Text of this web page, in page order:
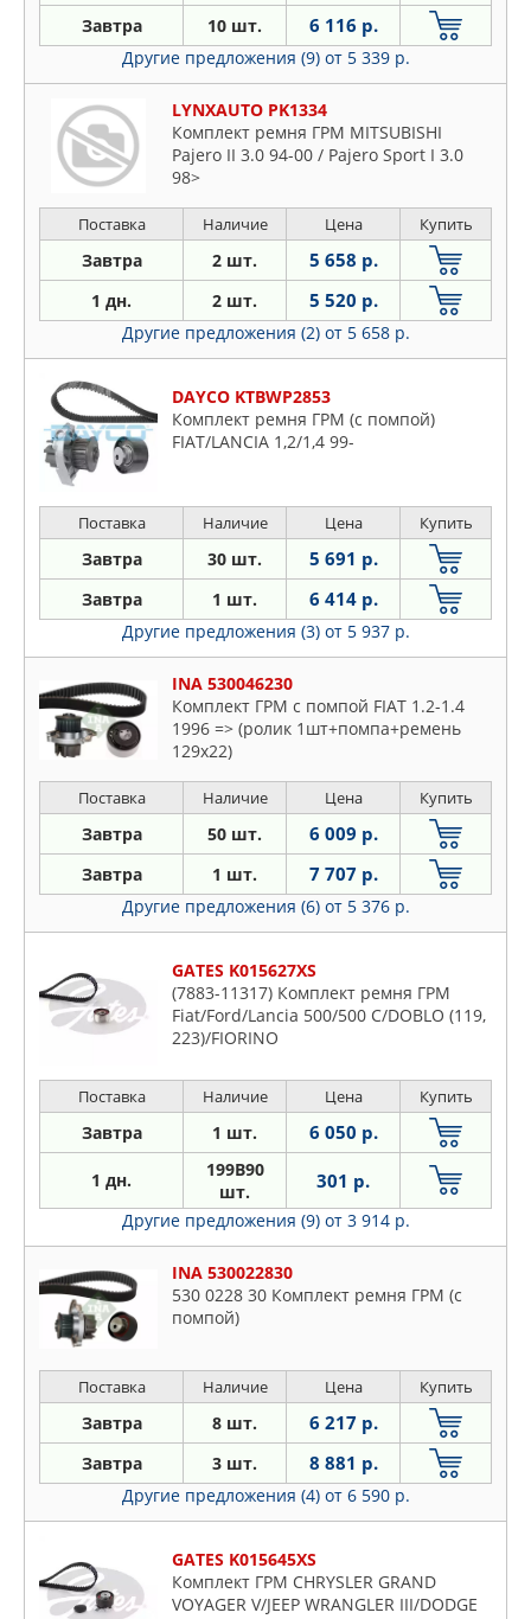
Завтра 10 шт. 6 116 р.
Другие предложения (9) от 5 339 р.
LYNXAUTO PK1334
Комплект ремня ГРМ MITSUBISHI
Pajero II 3.0 94-00 / Pajero Sport I 3.0
98>
Поставка Наличие Цена Купить
Завтра 2 шт. 5 658 р.
1 дн. 2 шт. 5 520 р.
Другие предложения (2) от 5 658 р.
DAYCO KTBWP2853
Комплект ремня ГРМ (с помпой)
FIAT/LANCIA 1,2/1,4 99-
Поставка Наличие Цена Купить
Завтра 30 шт. 5 691 р.
Завтра 1 шт. 6 414 р.
Другие предложения (3) от 5 937 р.
INA 530046230
Комплект ГРМ с помпой FIAT 1.2-1.4
1996 => (ролик 1шт+помпа+ремень
129x22)
Поставка Наличие Цена Купить
Завтра 50 шт. 6 009 р.
Завтра 1 шт. 7 707 р.
Другие предложения (6) от 5 376 р.
GATES K015627XS
(7883-11317) Комплект ремня ГРМ
Fiat/Ford/Lancia 500/500 C/DOBLO (119,
223)/FIORINO
(169)/PUNTO (188)/PUNTO / GRANDE
PUNTO (199)/PUNTO
EVO/SIENA/STRADA (178E)/YPSILON
(843) 04/1996->
Поставка Наличие Цена Купить
Завтра 1 шт. 6 050 р.
1 дн.
199B90
шт.
301 р.
Другие предложения (9) от 3 914 р.
INA 530022830
530 0228 30 Комплект ремня ГРМ (с
помпой)
Поставка Наличие Цена Купить
Завтра 8 шт. 6 217 р.
Завтра 3 шт. 8 881 р.
Другие предложения (4) от 6 590 р.
GATES K015645XS
Комплект ГРМ CHRYSLER GRAND
VOYAGER V/JEEP WRANGLER III/DODGE